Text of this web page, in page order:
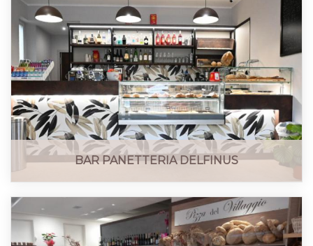
BAR PANETTERIA DELFINUS